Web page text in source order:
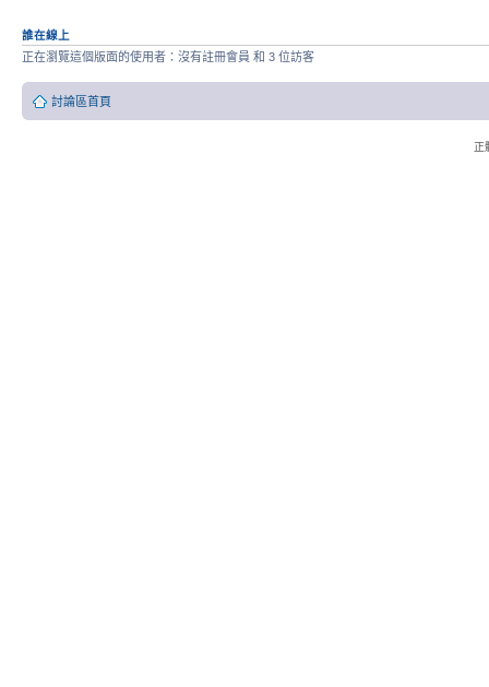
誰在線上
正在瀏覽這個版面的使用者：沒有註冊會員 和 3 位訪客
討論區首頁
正